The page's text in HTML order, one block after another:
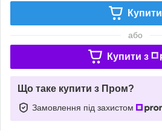
Купити
або
Купити з
Що таке купити з Пром?
Замовлення під захистом